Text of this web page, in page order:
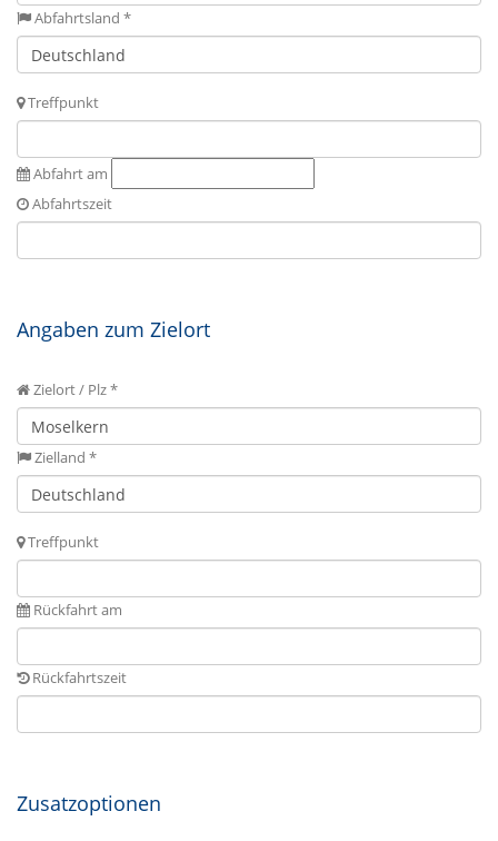
Abfahrtsland *
Treffpunkt
Abfahrt am
Abfahrtszeit
Angaben zum Zielort
Zielort / Plz *
Zielland *
Treffpunkt
Rückfahrt am
Rückfahrtszeit
Zusatzoptionen